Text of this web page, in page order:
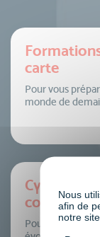
carte
Pour vous
monde de
Cycles de
courts
Pour dynamiser
Nous
afin de
notre